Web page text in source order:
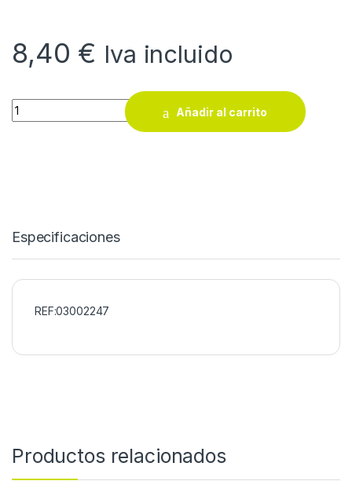
8,40 € Iva incluido
Sikaflex adhesivo y sellador 11FC Sika 300 ml blanco ( todo
Añadir al carrito
Especificaciones
REF:03002247
Productos relacionados